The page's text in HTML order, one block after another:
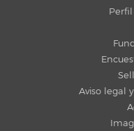
Aviso legal